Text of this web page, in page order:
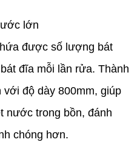
lớn
được số lượng bát
đĩa mỗi lần rửa. Thành
độ dày 800mm, giúp
nước trong bồn, đánh
chóng hơn.